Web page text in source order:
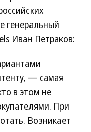
генеральный
Иван Петраков:
— самая
в этом не
При
Возникает